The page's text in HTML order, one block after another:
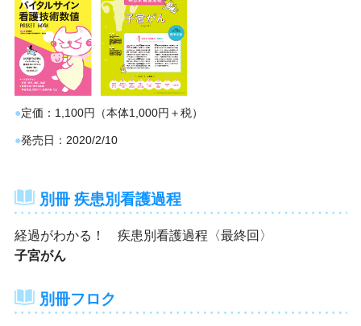
定価 1,100円（本体1,000円＋税）
発売日 2020/2/10
別冊 疾患別看護過程
経過がわかる！ 疾患別看護過程〈最終回〉
子宮がん
別冊フロク